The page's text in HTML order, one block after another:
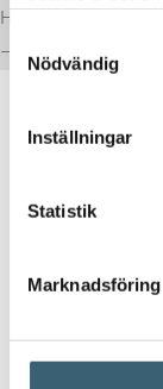
Nödvändig
Inställningar
Statistik
Marknadsföring
Här har vi samlat
– för en mer komplett
Gängtejp vit
11kr